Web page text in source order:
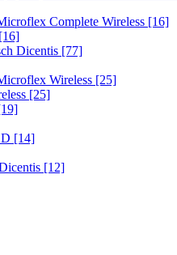
Complete Wireless [16]
[16]
Dicentis [77]
Wireless [25]
[25]
[14]
[12]